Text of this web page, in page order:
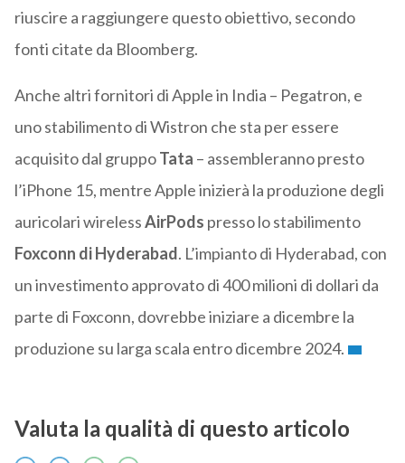
riuscire a raggiungere questo obiettivo, secondo
fonti citate da Bloomberg.
Anche altri fornitori di Apple in India – Pegatron, e
uno stabilimento di Wistron che sta per essere
acquisito dal gruppoTata – assembleranno presto
l’iPhone 15, mentre Apple inizierà la produzione degli
auricolari wirelessAirPods presso lo stabilimento
Foxconn di Hyderabad. L’impianto di Hyderabad, con
un investimento approvato di 400 milioni di dollari da
parte di Foxconn, dovrebbe iniziare a dicembre la
produzione su larga scala entro dicembre 2024.
Valuta la qualità di questo articolo